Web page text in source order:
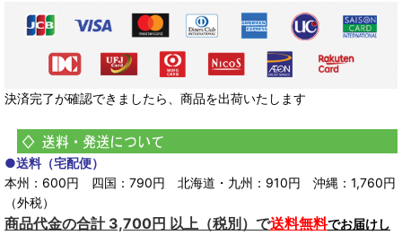
決済完了が確認できましたら、商品を出荷いたします
●送料（宅配便）
本州：600円 四国：790円 北海道・九州：910円 沖縄：1,760円
（外税）
商品代金の合計 3,700円 以上（税別）で送料無料でお届けし